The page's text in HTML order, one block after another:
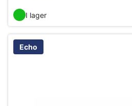
I lager
Echo